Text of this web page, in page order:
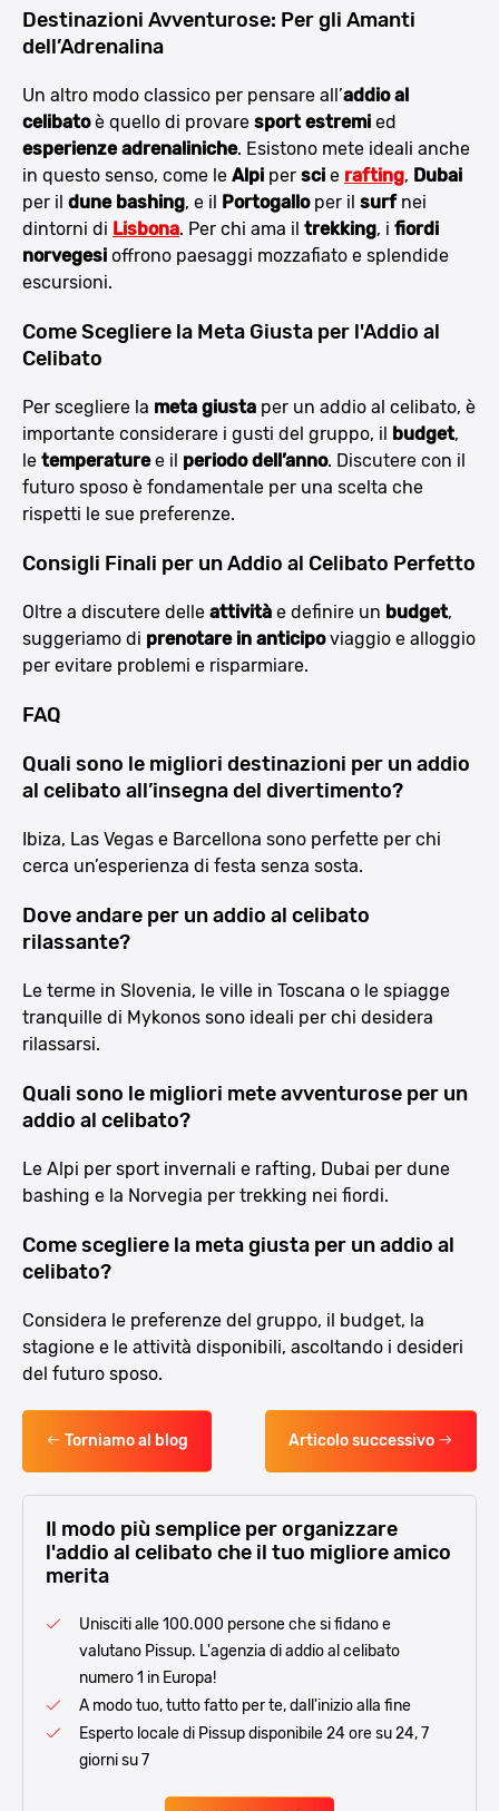
Destinazioni Avventurose: Per gli Amanti
dell’Adrenalina
Un altro modo classico per pensare all’addio al
celibatoè quello di provare sport estremi ed
esperienze adrenaliniche. Esistono mete ideali anche
in questo senso, come le Alpi per sci e rafting, Dubai
per il dune bashing, e il Portogalloper il surfnei
dintorni di Lisbona. Per chi ama il trekking, i fiordi
norvegesi offrono paesaggi mozzafiato e splendide
escursioni.
Come Scegliere la Meta Giusta per l'Addio al
Celibato
Per scegliere la meta giusta per un addio al celibato, è
importante considerare i gusti del gruppo, il budget,
le temperaturee il periodo dell’anno. Discutere con il
futuro sposo è fondamentale per una scelta che
rispetti le sue preferenze.
Consigli Finali per un Addio al Celibato Perfetto
Oltre a discutere delle attività e definire un budget,
suggeriamo di prenotare in anticipoviaggio e alloggio
per evitare problemi e risparmiare.
FAQ
Quali sono le migliori destinazioni per un addio
al celibato all’insegna del divertimento?
Ibiza, Las Vegas e Barcellona sono perfette per chi
cerca un’esperienza di festa senza sosta.
Dove andare per un addio al celibato
rilassante?
Le terme in Slovenia, le ville in Toscana o le spiagge
tranquille di Mykonos sono ideali per chi desidera
rilassarsi.
Quali sono le migliori mete avventurose per un
addio al celibato?
Le Alpi per sport invernali e rafting, Dubai per dune
bashing e la Norvegia per trekking nei fiordi.
Come scegliere la meta giusta per un addio al
celibato?
Considera le preferenze del gruppo, il budget, la
stagione e le attività disponibili, ascoltando i desideri
del futuro sposo.
Torniamo al blog Articolo successivo
Il modo più semplice per organizzare
l'addio al celibato che il tuo migliore amico
merita
Unisciti alle 100.000 persone che si fidano e
valutano Pissup. L'agenzia di addio al celibato
numero 1 in Europa!
A modo tuo, tutto fatto per te, dall'inizio alla fine
Esperto locale di Pissup disponibile 24 ore su 24, 7
giorni su 7